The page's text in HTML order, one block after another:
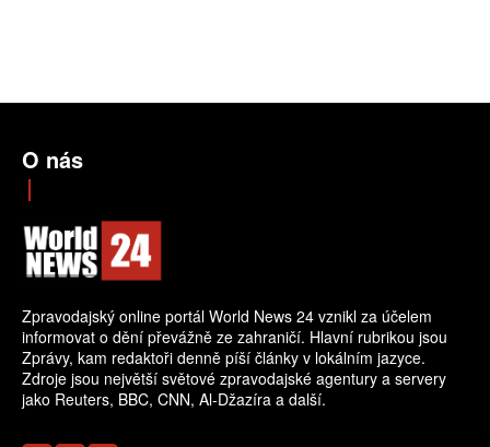
O nás
Zpravodajský online portál World News 24 vznikl za účelem
informovat o dění převážně ze zahraničí. Hlavní rubrikou jsou
Zprávy, kam redaktoři denně píší články v lokálním jazyce.
Zdroje jsou největší světové zpravodajské agentury a servery
jako Reuters, BBC, CNN, Al-Džazíra a další.